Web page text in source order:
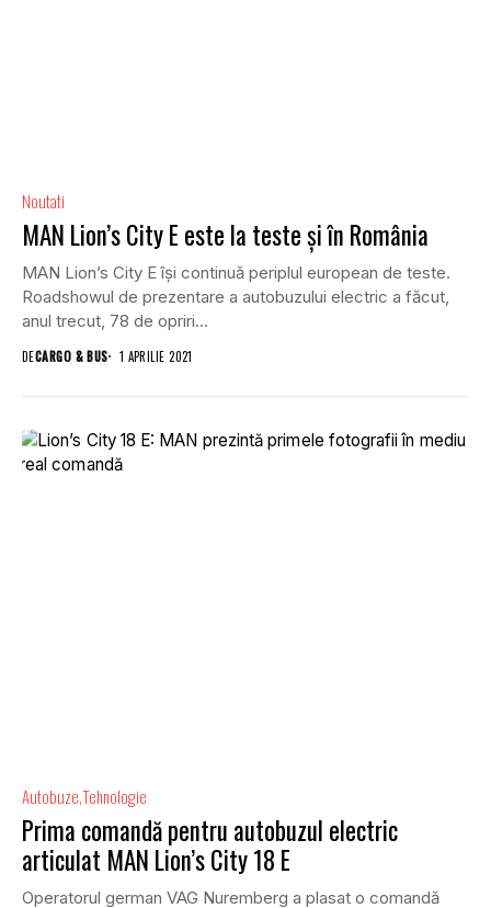
Noutati
MAN Lion’s City E este la teste și în România
MAN Lion’s City E își continuă periplul european de teste.
Roadshowul de prezentare a autobuzului electric a făcut,
anul trecut, 78 de opriri...
DECARGO & BUS 1 APRILIE 2021
AutobuzeTehnologie
Prima comandă pentru autobuzul electric
articulat MAN Lion’s City 18 E
Operatorul german VAG Nuremberg a plasat o comandă